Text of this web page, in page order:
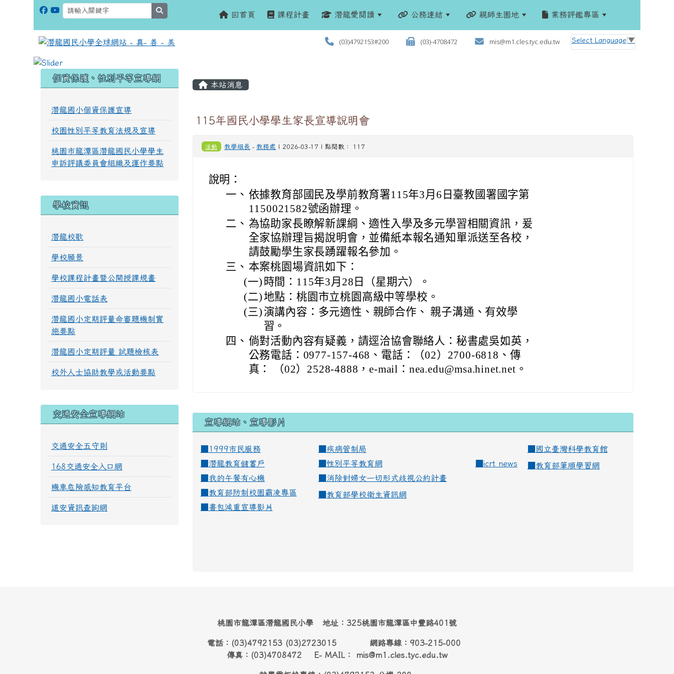
回首頁 課程計畫 潛龍愛閱讀 公務連結 親師生園地 業務評鑑專區
(03)4792153#200 (03)-4708472 mis@m1.cles.tyc.edu.tw Select Language ▼
本站消息
115年國民小學學生家長宣導說明會
活動 教學組長 -教務處 | 2026-03-17 | 點閱數： 117
說明：
一、 依據教育部國民及學前教育署115年3月6日臺教國署國字第
1150021582號函辦理。
二、 為協助家長瞭解新課綱、適性入學及多元學習相關資訊，爰
全家協辦理旨揭說明會，並備紙本報名通知單派送至各校，
請鼓勵學生家長踴躍報名參加。
三、 本案桃園場資訊如下：
(一) 時間：115年3月28日（星期六）。
(二)地點：桃園市立桃園高級中等學校。
(三) 演講內容：多元適性、親師合作、 親子溝通、有效學
習。
四、 倘對活動內容有疑義，請逕洽協會聯絡人：秘書處吳如英，
公務電話：0977-157-468、電話：（02）2700-6818、傳
真： （02）2528-4888，e-mail：nea.edu@msa.hinet.net。
宣導網站、宣導影片
■1999市民服務 疾病管制局
國立臺灣科學教育館
潛龍教育儲蓄戶 性別平等教育網 icrt news
教育部筆順學習網
我的午餐有心機
消除對婦女一切形式歧視公約計畫
教育部防制校園霸凌專區
教育部學校衛生資訊網
書包減重宣導影片
個資保護、性別平等宣導網
潛龍國小個資保護宣導
校園性別平等教育法規及宣導
桃園市龍潭區潛龍國民小學學生
申訴評議委員會組織及運作要點
學校資訊
潛龍校歌
學校願景
學校課程計畫暨公開授課規畫
潛龍國小電話表
潛龍國小定期評量命審題機制實
施要點
潛龍國小定期評量 試題檢核表
校外人士協助教學或活動要點
交通安全宣導網站
交通安全五守則
168交通安全入口網
機車危險感知教育平台
道安資訊查詢網
桃園市龍潭區潛龍國民小學 地址：325桃園市龍潭區中豐路401號
電話：(03)4792153 (03)2723015 網路專線：903-215-000
傳真：(03)4708472 E- MAIL： mis@m1.cles.tyc.edu.tw